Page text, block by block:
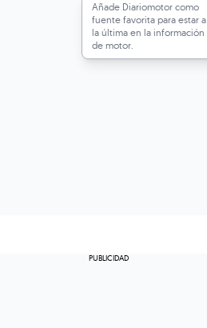
Añade Diariomotor como
fuente favorita para estar a
la última en la información
de motor.